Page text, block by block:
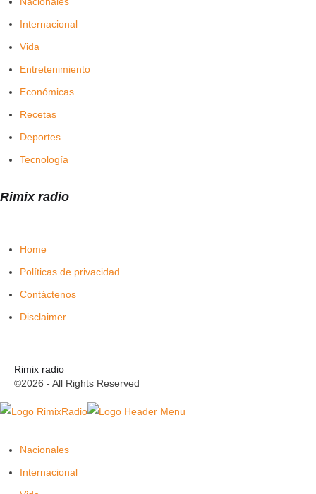
Rimix radio
Home
Políticas de privacidad
Contáctenos
Disclaimer
Internacional
Vida
Entretenimiento
Económicas
Recetas
Deportes
Tecnología
Rimix radio
©2026 - All Rights Reserved
Nacionales
Internacional